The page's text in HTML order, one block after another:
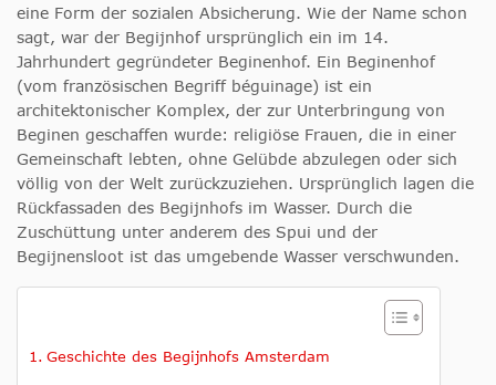
eine Form der sozialen Absicherung. Wie der Name schon
sagt, war der Begijnhof ursprünglich ein im 14.
Jahrhundert gegründeter Beginenhof. Ein Beginenhof
(vom französischen Begriff béguinage) ist ein
architektonischer Komplex, der zur Unterbringung von
Beginen geschaffen wurde: religiöse Frauen, die in einer
Gemeinschaft lebten, ohne Gelübde abzulegen oder sich
völlig von der Welt zurückzuziehen. Ursprünglich lagen die
Rückfassaden des Begijnhofs im Wasser. Durch die
Zuschüttung unter anderem des Spui und der
Begijnensloot ist das umgebende Wasser verschwunden.
Geschichte des Begijnhofs Amsterdam